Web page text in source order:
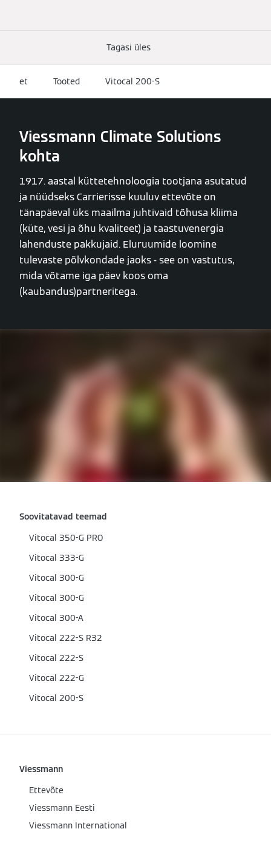
Tagasi üles
et Tooted Vitocal 200-S
Viessmann Climate Solutions
kohta
1917. aastal küttetehnoloogia tootjana asutatud
ja nüüdseks Carrierisse kuuluv ettevõte on
tänapäeval üks maailma juhtivaid tõhusa kliima
(küte, vesi ja õhu kvaliteet) ja taastuvenergia
lahenduste pakkujaid. Eluruumide loomine
tulevaste põlvkondade jaoks - see on vastutus,
mida võtame iga päev koos oma
(kaubandus)partneritega.
Soovitatavad teemad
Vitocal 350-G PRO
Vitocal 333-G
Vitocal 300-G
Vitocal 300-G
Vitocal 300-A
Vitocal 222-S R32
Vitocal 222-S
Vitocal 222-G
Vitocal 200-S
Viessmann
Ettevõte
Viessmann Eesti
Viessmann International